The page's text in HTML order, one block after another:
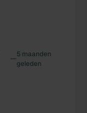
—5 maanden
geleden